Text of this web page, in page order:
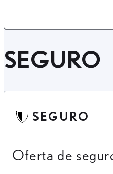
SEGURO
SEGURO
Oferta de